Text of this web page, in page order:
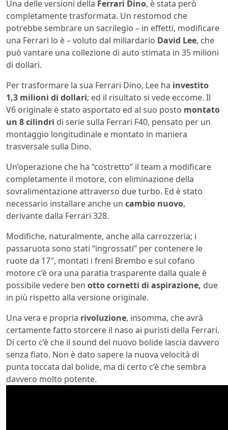
Una delle versioni della Ferrari Dino, è stata però
completamente trasformata. Un restomod che
potrebbe sembrare un sacrilegio – in effetti, modificare
una Ferrari lo è – voluto dal miliardario David Lee, che
può vantare una collezione di auto stimata in 35 milioni
di dollari.
Per trasformare la sua Ferrari Dino, Lee ha investito
1,3 milioni di dollari; ed il risultato si vede eccome. Il
V6 originale è stato asportato ed al suo posto montato
un 8 cilindri di serie sulla Ferrari F40, pensato per un
montaggio longitudinale e montato in maniera
trasversale sulla Dino.
Un’operazione che ha “costretto” il team a modificare
completamente il motore, con eliminazione della
sovralimentazione attraverso due turbo. Ed è stato
necessario installare anche un cambio nuovo,
derivante dalla Ferrari 328.
Modifiche, naturalmente, anche alla carrozzeria; i
passaruota sono stati “ingrossati” per contenere le
ruote da 17″, montati i freni Brembo e sul cofano
motore c’è ora una paratia trasparente dalla quale è
possibile vedere ben otto cornetti di aspirazione, due
in più rispetto alla versione originale.
Una vera e propria rivoluzione, insomma, che avrà
certamente fatto storcere il naso ai puristi della Ferrari.
Di certo c’è che il sound del nuovo bolide lascia davvero
senza fiato. Non è dato sapere la nuova velocità di
punta toccata dal bolide, ma di certo c’è che sembra
davvero molto potente.